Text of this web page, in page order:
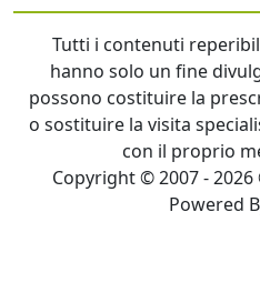
Tutti i contenuti
hanno solo un fine
possono costituire la
o sostituire la visita
con il proprio
Copyright © 2007 -
Powered